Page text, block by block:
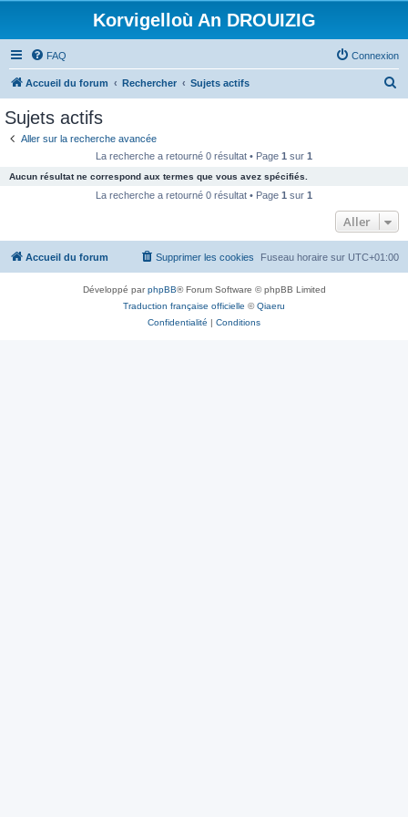
Korvigelloù An DROUIZIG
FAQ Connexion
Accueil du forum Rechercher Sujets actifs
c
e
Sujets actifs
Aller sur la recherche avancée
La recherche a retourné 0 résultat • Page 1 sur 1
Aucun résultat ne correspond aux termes que vous avez spécifiés.
La recherche a retourné 0 résultat • Page 1 sur 1
Aller
Accueil du forum Fuseau horaire sur UTC+01:00
Supprimer les cookies
Développé parphpBB® Forum Software © phpBB Limited
Traduction française officielle ©Qiaeru
Confidentialité | Conditions